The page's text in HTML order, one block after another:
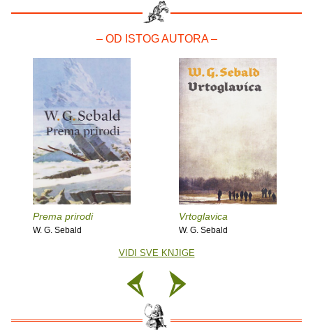
– OD ISTOG AUTORA –
Prema prirodi
W. G. Sebald
Vrtoglavica
W. G. Sebald
VIDI SVE KNJIGE